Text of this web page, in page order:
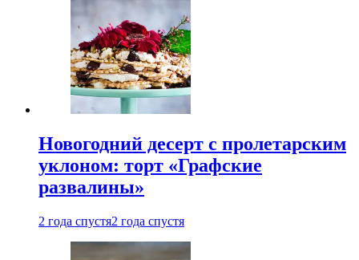
Новогодний десерт с пролетарским
уклоном: торт «Графские
развалины»
2 года спустя2 года спустя